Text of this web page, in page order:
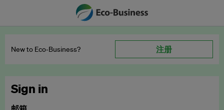
New to Eco‑Business? 注册
Sign in